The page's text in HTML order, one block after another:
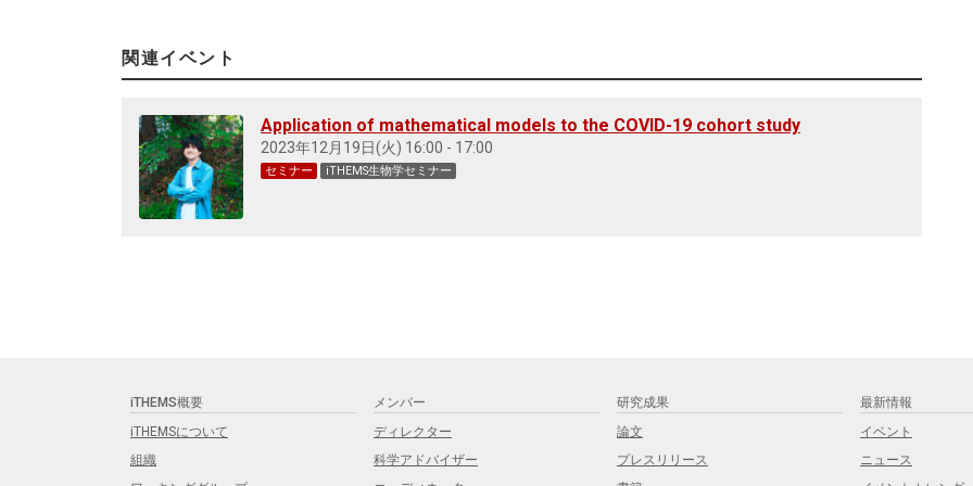
関連イベント
Application of mathematical models to the COVID-19 cohort study
2023年12月19日(火) 16:00 - 17:00
セミナー iTHEMS生物学セミナー
iTHEMS概要
iTHEMSについて
組織
メンバー
ディレクター
科学アドバイザー
研究成果
論文
プレスリリース
最新情報
イベント
ニュース